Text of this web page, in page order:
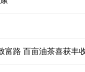
富路 百亩油茶喜获丰